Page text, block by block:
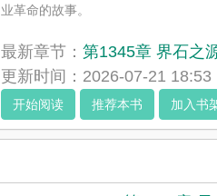
业革命的故事。
最新章节： 第1345章 界石之
更新时间：2026-07-21 18:53
开始阅读 推荐本书 加入书